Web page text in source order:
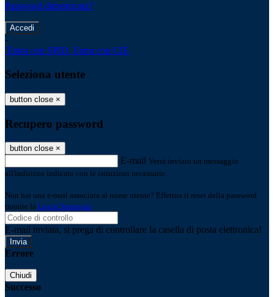
Password dimenticata?
-
Entra con SPID Entra con CIE
Seleziona utente
button close ×
Recupero password
button close ×
E-mail Verrà inviato un messaggio
all'indirizzo indicato con le istruzioni necessarie.
Non hai una e-mail associata al nome utente? Effettua il reset della password
tramite la Login Spaggiari
E-mail inviata, si prega di controllare la casella di posta elettronica!
Errore
Chiudi
Successo